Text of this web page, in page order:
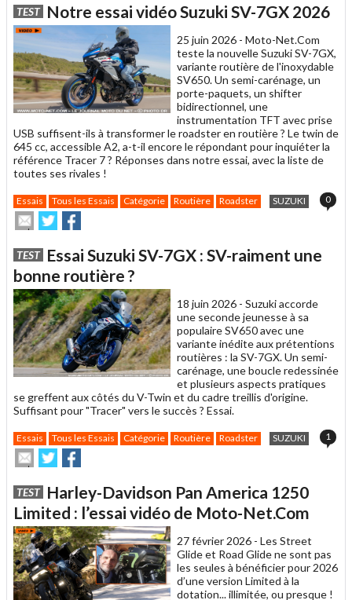
à
un
ami
TEST Notre essai vidéo Suzuki SV-7GX 2026
25 juin 2026 - Moto-Net.Com
teste la nouvelle Suzuki SV-7GX,
variante routière de l'inoxydable
SV650. Un semi-carénage, un
porte-paquets, un shifter
bidirectionnel, une
instrumentation TFT avec prise
USB suffisent-ils à transformer le roadster en routière ? Le twin de
645 cc, accessible A2, a-t-il encore le répondant pour inquiéter la
référence Tracer 7 ? Réponses dans notre essai, avec la liste de
toutes ses rivales !
Essais Tous les Essais Catégorie Routière Roadster SUZUKI 0
Envoyer
cet
à
un
ami
Partager
sur
sur
TEST Essai Suzuki SV-7GX : SV-raiment une
bonne routière ?
18 juin 2026 - Suzuki accorde
une seconde jeunesse à sa
populaire SV650 avec une
variante inédite aux prétentions
routières : la SV-7GX. Un semi-
carénage, une boucle redessinée
et plusieurs aspects pratiques
se greffent aux côtés du V-Twin et du cadre treillis d'origine.
Suffisant pour "Tracer" vers le succès ? Essai.
Essais Tous les Essais Catégorie Routière Roadster SUZUKI 1
Envoyer
cet
à
un
ami
Partager
sur
sur
TEST Harley-Davidson Pan America 1250
Limited : l’essai vidéo de Moto-Net.Com
27 février 2026 - Les Street
Glide et Road Glide ne sont pas
les seules à bénéficier pour 2026
d’une version Limited à la
dotation... illimitée, ou presque !